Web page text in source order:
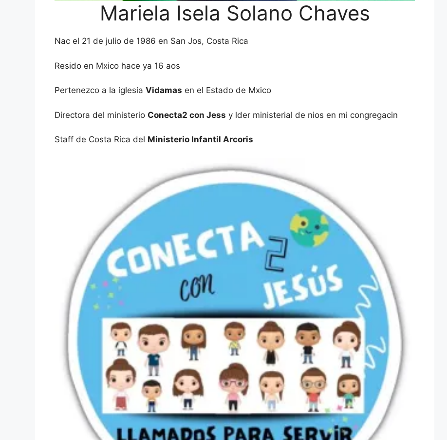
Mariela Isela Solano Chaves
Nac el 21 de julio de 1986 en San Jos, Costa Rica
Resido en Mxico hace ya 16 aos
Pertenezco a la iglesia Vidamas en el Estado de Mxico
Directora del ministerio Conecta2 con Jess y lder ministerial de nios en mi congregacin
Staff de Costa Rica del Ministerio Infantil Arcoris